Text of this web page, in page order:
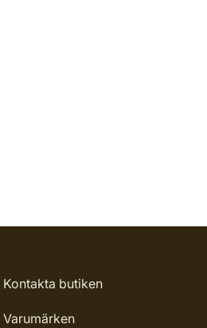
Kontakta butiken
Varumärken